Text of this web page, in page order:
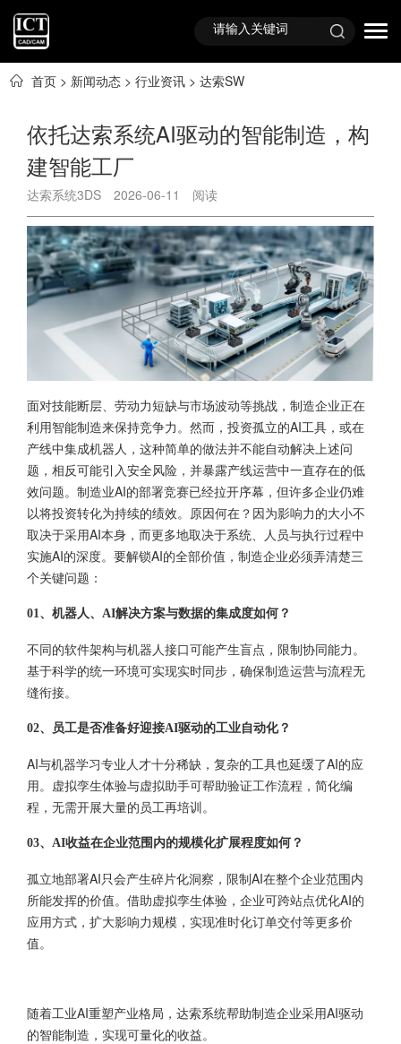
首页 > 新闻动态 > 行业资讯 > 达索SW
依托达索系统AI驱动的智能制造，构
建智能工厂
达索系统3DS 2026-06-11 阅读
面对技能断层、劳动力短缺与市场波动等挑战，制造企业正在
利用智能制造来保持竞争力。然而，投资孤立的AI工具，或在
产线中集成机器人，这种简单的做法并不能自动解决上述问
题，相反可能引入安全风险，并暴露产线运营中一直存在的低
效问题。制造业AI的部署竞赛已经拉开序幕，但许多企业仍难
以将投资转化为持续的绩效。原因何在？因为影响力的大小不
取决于采用AI本身，而更多地取决于系统、人员与执行过程中
实施AI的深度。要解锁AI的全部价值，制造企业必须弄清楚三
个关键问题：
01、机器人、AI解决方案与数据的集成度如何？
不同的软件架构与机器人接口可能产生盲点，限制协同能力。
基于科学的统一环境可实现实时同步，确保制造运营与流程无
缝衔接。
02、员工是否准备好迎接AI驱动的工业自动化？
AI与机器学习专业人才十分稀缺，复杂的工具也延缓了AI的应
用。虚拟孪生体验与虚拟助手可帮助验证工作流程，简化编
程，无需开展大量的员工再培训。
03、 AI收益在企业范围内的规模化扩展程度如何？
孤立地部署AI只会产生碎片化洞察，限制AI在整个企业范围内
所能发挥的价值。借助虚拟孪生体验，企业可跨站点优化AI的
应用方式，扩大影响力规模，实现准时化订单交付等更多价
值。
随着工业AI重塑产业格局，达索系统帮助制造企业采用AI驱动
的智能制造，实现可量化的收益。